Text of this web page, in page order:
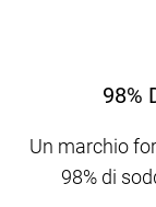
98%
Un marchio
98% di